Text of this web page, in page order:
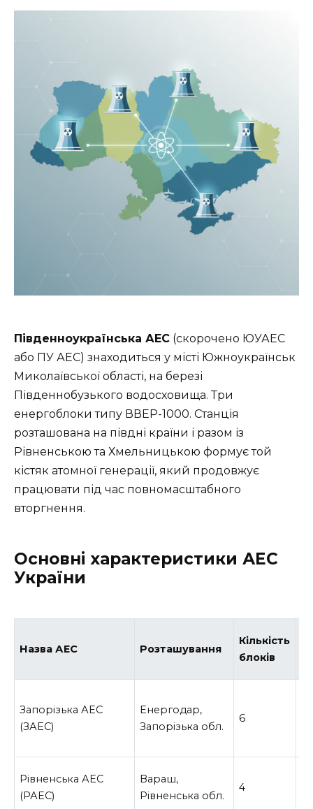
Південноукраїнська АЕС (скорочено ЮУАЕС
або ПУ АЕС) знаходиться у місті Южноукраїнськ
Миколаївської області, на березі
Південнобузького водосховища. Три
енергоблоки типу ВВЕР-1000. Станція
розташована на півдні країни і разом із
Рівненською та Хмельницькою формує той
кістяк атомної генерації, який продовжує
працювати під час повномасштабного
вторгнення.
Основні характеристики АЕС
України
Назва АЕС Розташування
Кількість
блоків
Запорізька АЕС
(ЗАЕС)
Енергодар,
Запорізька обл.
6
Рівненська АЕС
(РАЕС)
Вараш,
Рівненська обл.
4